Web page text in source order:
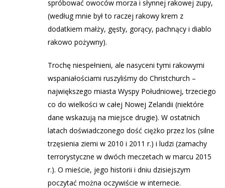
spróbować owoców morza i słynnej rakowej zupy,
(według mnie był to raczej rakowy krem z
dodatkiem małży, gęsty, gorący, pachnący i diablo
rakowo pożywny).
Trochę niespełnieni, ale nasyceni tymi rakowymi
wspaniałościami ruszyliśmy do Christchurch –
największego miasta Wyspy Południowej, trzeciego
co do wielkości w całej Nowej Zelandii (niektóre
dane wskazują na miejsce drugie). W ostatnich
latach doświadczonego dość ciężko przez los (silne
trzęsienia ziemi w 2010 i 2011 r.) i ludzi (zamachy
terrorystyczne w dwóch meczetach w marcu 2015
r.). O mieście, jego historii i dniu dzisiejszym
poczytać można oczywiście w internecie.